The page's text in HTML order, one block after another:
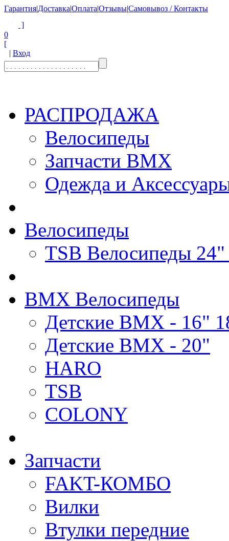
Гарантия|Доставка|Оплата|Отзывы|Самовывоз / Контакты
]
0
[
| Вход
РАСПРОДАЖА
Велосипеды
Запчасти BMX
Одежда и
Велосипеды
TSB Велосипеды
BMX Велосипеды
Детские BMX - 16"
Детские BMX - 20"
HARO
TSB
COLONY
Запчасти
FAKT-КОМБО
Вилки
Втулки передние